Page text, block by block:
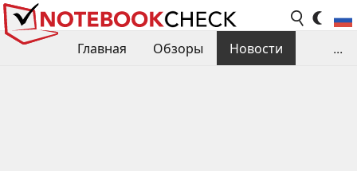
Главная Обзоры
Новости
...